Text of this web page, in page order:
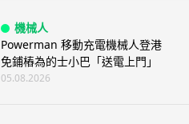
機械人
Powerman 移動充電機械人登港
免鋪樁為的士小巴「送電上門」
05.08.2026